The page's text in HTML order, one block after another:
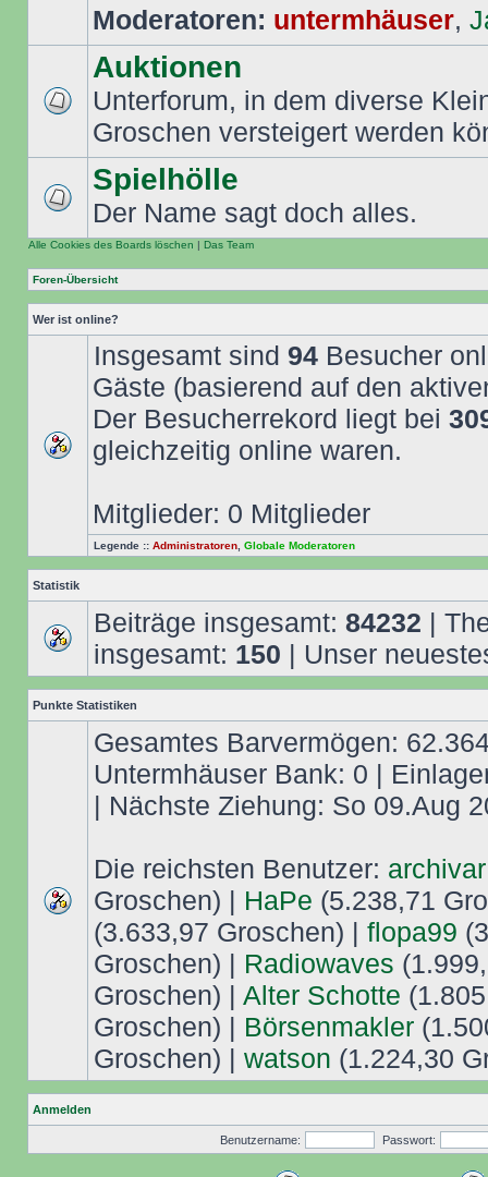
Moderatoren: untermhäuser,
Auktionen
Unterforum, in dem diverse
Groschen versteigert werden
Spielhölle
Der Name sagt doch alles.
Alle Cookies des Boards löschen | Das Team
Foren-Übersicht
Wer ist online?
Insgesamt sind 94 Besucher
Gäste (basierend auf den
Der Besucherrekord liegt bei
gleichzeitig online waren.
Mitglieder: 0 Mitglieder
Legende :: Administratoren Globale Moderatoren
Statistik
Beiträge insgesamt: 84232 |
insgesamt: 150 | Unser
Punkte Statistiken
Gesamtes Barvermögen:
Untermhäuser Bank: 0 |
| Nächste Ziehung: So 09.Aug
Die reichsten Benutzer: archivar
Groschen) | HaPe (5.238,71
(3.633,97 Groschen) | flopa99
Groschen) | Radiowaves
Groschen) | Alter Schotte
Groschen) | Börsenmakler
Groschen) | watson (1.224,30
Anmelden
Benutzername: Passwort: